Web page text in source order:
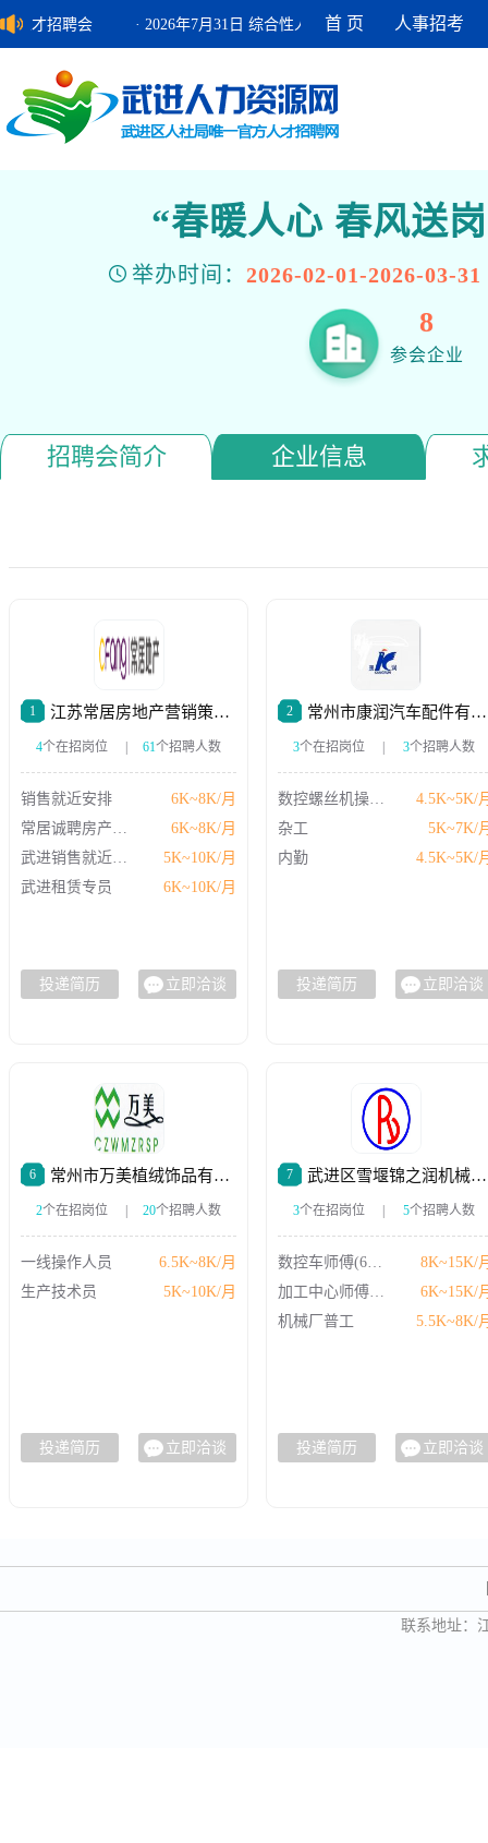
人才招聘会 · 2026年7月31日 综合性人才招聘会 · 2026年武
首 页 人事招考
“春暖人心 春风送
举办时间： 2026-02-01-2026-03-31
8
参会企业
招聘会简介 企业信息
1 江苏常居房地产营销策划有限公司
4个在招岗位 61个招聘人数
销售就近安排
6K~8K/月
常居诚聘房产销售精英
6K~8K/月
武进销售就近分配
5K~10K/月
武进租赁专员
6K~10K/月
投递简历 立即洽谈
2 常州市康润汽车配件有限公司
3个在招岗位 3个招聘人数
数控螺丝机操作工
4.5K~5K/
杂工
5K~7K/
内勤
4.5K~5K/
投递简历 立即洽谈
6 常州市万美植绒饰品有限公司
2个在招岗位 20个招聘人数
一线操作人员
6.5K~8K/月
生产技术员
5K~10K/月
投递简历 立即洽谈
7 武进区雪堰锦之润机械加工厂
3个在招岗位 5个招聘人数
数控车师傅(6150）
8K~15K/
加工中心师傅（VMC1160/VMC850）
6K~15K/
机械厂普工
5.5K~8K/
投递简历 立即洽谈
联系地址：